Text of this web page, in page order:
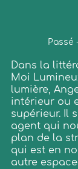
Passé
Dans la
Moi
lumière,
intérieur ou
supérieur. Il
agent qui
plan de la
qui est en
autre